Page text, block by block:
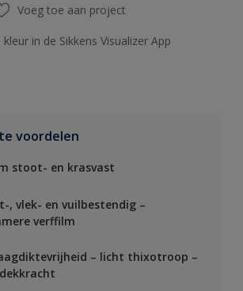
Voeg toe aan project
kleur in de Sikkens Visualizer App
voordelen
stoot- en krasvast
, vlek- en vuilbestendig –
verffilm
– licht thixotroop –